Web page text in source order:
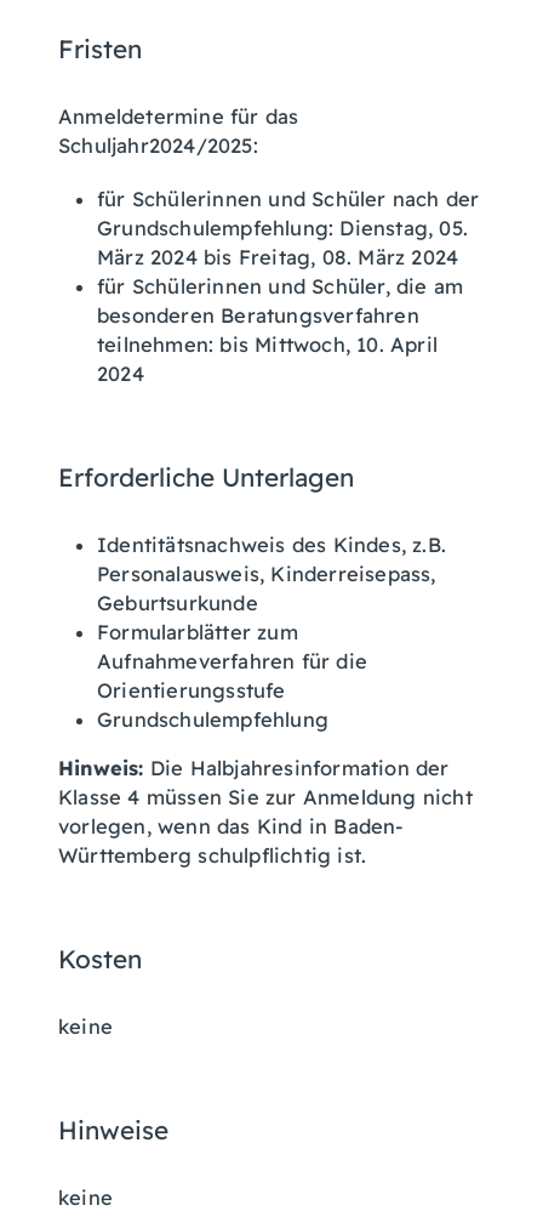
Fristen
Anmeldetermine für das
Schuljahr2024/2025:
für Schülerinnen und Schüler nach der
Grundschulempfehlung: Dienstag, 05.
März 2024 bis Freitag, 08. März 2024
für Schülerinnen und Schüler, die am
besonderen Beratungsverfahren
teilnehmen: bis Mittwoch, 10. April
2024
Erforderliche Unterlagen
Identitätsnachweis des Kindes, z.B.
Personalausweis, Kinderreisepass,
Geburtsurkunde
Formularblätter zum
Aufnahmeverfahren für die
Orientierungsstufe
Grundschulempfehlung
Hinweis: Die Halbjahresinformation der
Klasse 4 müssen Sie zur Anmeldung nicht
vorlegen, wenn das Kind in Baden-
Württemberg schulpflichtig ist.
Kosten
keine
Hinweise
keine